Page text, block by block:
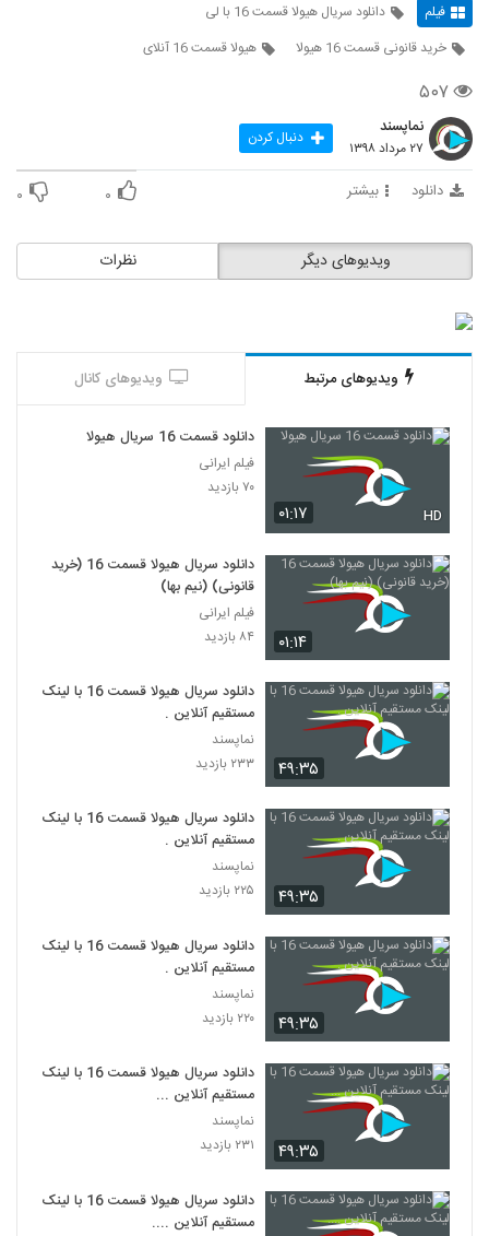
فیلم
دانلود سریال هیولا قسمت 16 با لی
خرید قانونی قسمت 16 هیولا
هیولا قسمت 16 آنلای
۵۰۷
نماپسند
۲۷ مرداد ۱۳۹۸ دنبال کردن
دانلود بیشتر ۰ ۰
نظرات ویدیوهای دیگر
ویدیوهای مرتبط ویدیوهای کانال
۰۱:۱۷ HD
دانلود قسمت 16 سریال هیولا
فیلم ایرانی
۷۰ بازدید
۰۱:۱۴
دانلود سریال هیولا قسمت 16 (خرید
قانونی) (نیم بها)
فیلم ایرانی
۸۴ بازدید
۴۹:۳۵
دانلود سریال هیولا قسمت 16 با لینک
مستقیم آنلاین .
نماپسند
۲۳۳ بازدید
۴۹:۳۵
دانلود سریال هیولا قسمت 16 با لینک
مستقیم آنلاین .
نماپسند
۲۲۵ بازدید
۴۹:۳۵
دانلود سریال هیولا قسمت 16 با لینک
مستقیم آنلاین .
نماپسند
۲۲۰ بازدید
۴۹:۳۵
دانلود سریال هیولا قسمت 16 با لینک
مستقیم آنلاین ...
نماپسند
۲۳۱ بازدید
دانلود سریال هیولا قسمت 16 با لینک
مستقیم آنلاین ....